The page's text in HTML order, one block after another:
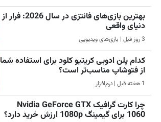
بهترین بازی‌های فانتزی در سال 2026: فرار از
دنیای واقعی
3 روز قبل | بازی‌های ویدیویی
کدام پلن ادوبی کریتیو کلود برای استفاده شما
از فتوشاپ مناسب‌تر است؟
1 هفته قبل | نرم‌افزار
چرا کارت گرافیک Nvidia GeForce GTX
1060 برای گیمینگ 1080p ارزش خرید دارد؟